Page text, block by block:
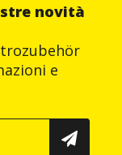
novità
e